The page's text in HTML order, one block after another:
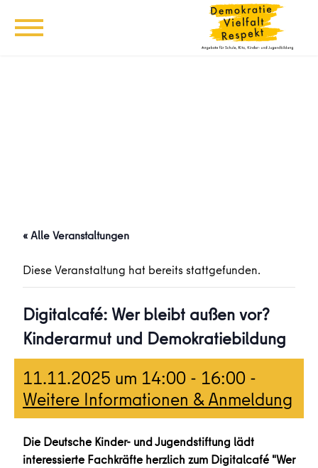
« Alle Veranstaltungen
Diese Veranstaltung hat bereits stattgefunden.
Digitalcafé: Wer bleibt außen vor?
Kinderarmut und Demokratiebildung
11.11.2025 um 14:00 - 16:00 -
Weitere Informationen & Anmeldung
Die Deutsche Kinder- und Jugendstiftung lädt
interessierte Fachkräfte herzlich zum Digitalcafé "Wer